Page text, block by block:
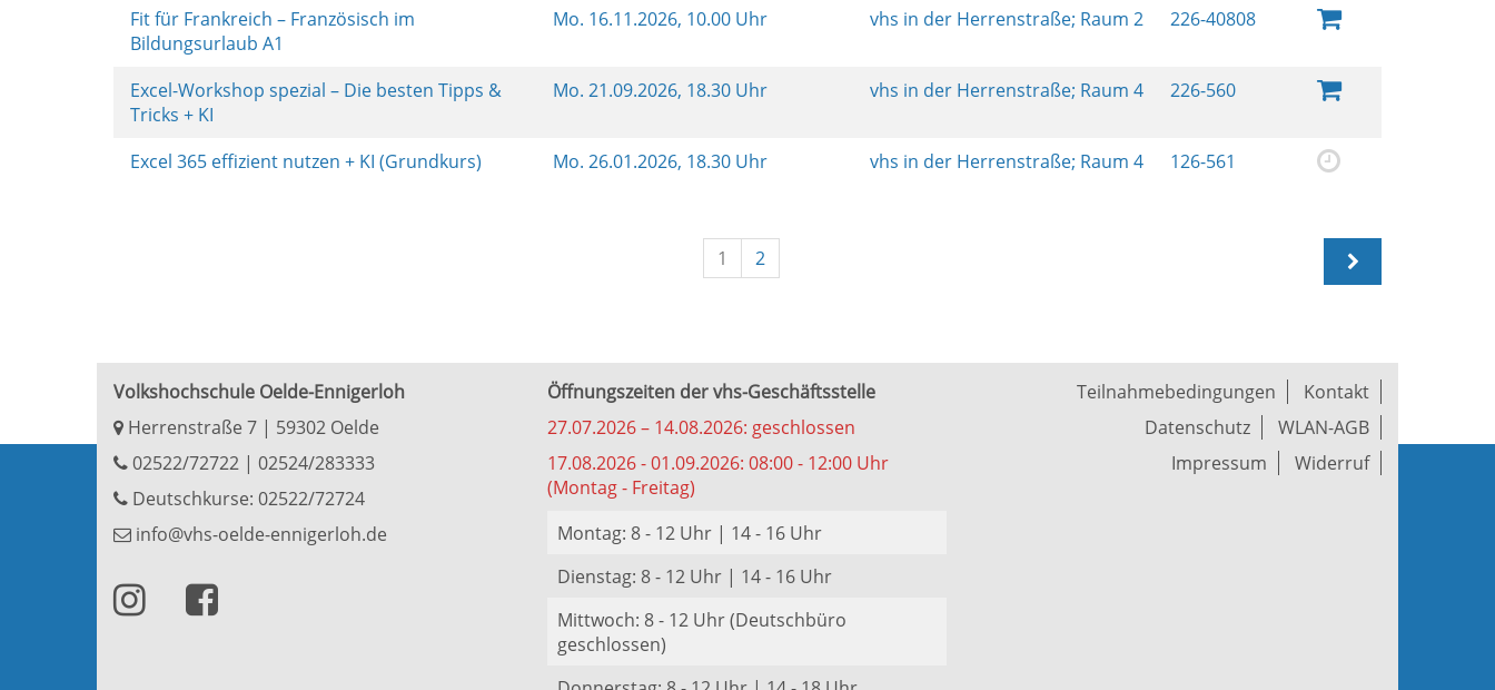
Fit für Frankreich – Französisch im
Bildungsurlaub A1
Mo. 16.11.2026, 10.00 Uhr vhs in der Herrenstraße; Raum 2 226-40808
Excel-Workshop spezial – Die besten Tipps &
Tricks + KI
Mo. 21.09.2026, 18.30 Uhr vhs in der Herrenstraße; Raum 4 226-560
Excel 365 effizient nutzen + KI (Grundkurs) Mo. 26.01.2026, 18.30 Uhr vhs in der Herrenstraße; Raum 4 126-561
1 2
Volkshochschule Oelde-Ennigerloh
Herrenstraße 7 | 59302 Oelde
02522/72722 | 02524/283333
Deutschkurse: 02522/72724
info@vhs-oelde-ennigerloh.de
Öffnungszeiten der vhs-Geschäftsstelle
27.07.2026 – 14.08.2026: geschlossen
17.08.2026 - 01.09.2026: 08:00 - 12:00 Uhr
(Montag - Freitag)
Montag: 8 - 12 Uhr | 14 - 16 Uhr
Dienstag: 8 - 12 Uhr | 14 - 16 Uhr
Mittwoch: 8 - 12 Uhr (Deutschbüro
geschlossen)
Teilnahmebedingungen
Kontakt
Datenschutz
WLAN-AGB
Impressum
Widerruf